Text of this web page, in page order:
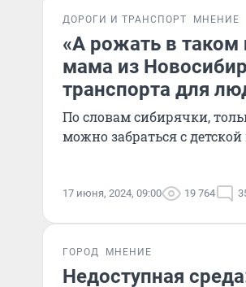
ДОРОГИ И ТРАНСПОРТ МНЕНИЕ
«А рожать в таком
мама из
транспорта для
По словам сибирячки,
можно забраться с
17 июня, 2024, 09:00 19 764
ГОРОД МНЕНИЕ
Недоступная